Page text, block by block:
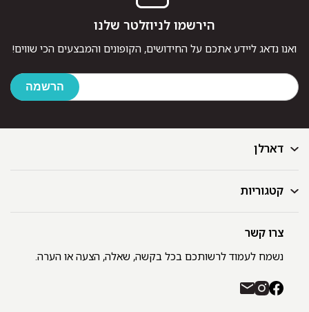
דארלן
דף הבית
GIFT CARD
רשימת חנויות
משלוחים והחזרות
קטגוריות
מצעים
מגבות
כיסויי מיטה
צרו קשר
נשמח לעמוד לרשותכם בכל בקשה, שאלה, הצעה או הערה.
הירשמו לניוזלטר שלנו
ואנו נדאג ליידע אתכם על החידושים, הקופונים והמבצעים הכי שווים!